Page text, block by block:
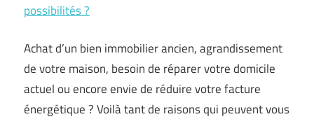
possibilités ?
Achat d’un bien immobilier ancien, agrandissement
de votre maison, besoin de réparer votre domicile
actuel ou encore envie de réduire votre facture
énergétique ? Voilà tant de raisons qui peuvent vous